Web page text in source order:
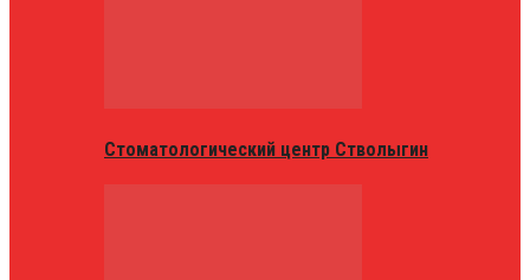
Стоматологический центр Стволыгин